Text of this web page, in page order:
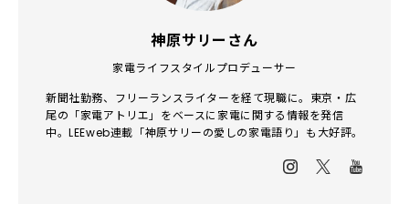
神原サリーさん
家電ライフスタイルプロデューサー
新聞社勤務、フリーランスライターを経て現職に。東京・広
尾の「家電アトリエ」をベースに家電に関する情報を発信
中。LEEweb連載「神原サリーの愛しの家電語り」も大好評。